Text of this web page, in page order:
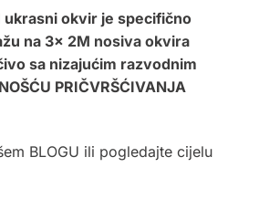
ukrasni okvir je specifično
na 3x 2M nosiva okvira
sa nizajućim razvodnim
PRIČVRŠĆIVANJA
BLOGU ili pogledajte cijelu